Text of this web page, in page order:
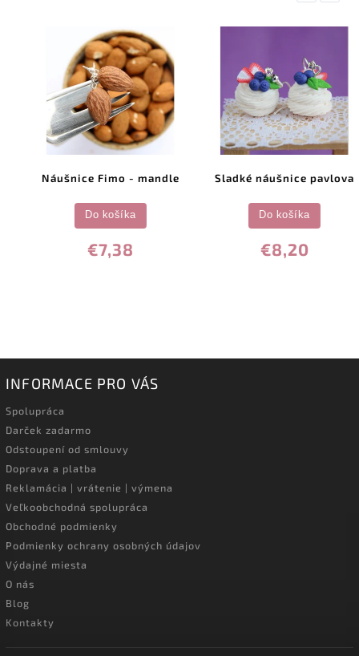
Náušnice Fimo - mandle
€7,38
Do košíka
Sladké náušnice pavlova
€8,20
Do košíka
INFORMACE PRO VÁS
Spolupráca
Darček zadarmo
Odstoupení od smlouvy
Doprava a platba
Reklamácia | vrátenie | výmena
Veľkoobchodná spolupráca
Obchodné podmienky
Podmienky ochrany osobných údajov
Výdajné miesta
O nás
Blog
Kontakty